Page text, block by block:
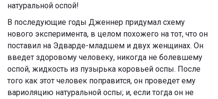
натуральной оспой!
В последующие годы Дженнер придумал схему
нового эксперимента, в целом похожего на тот, что он
поставил на Эдварде-младшем и двух женщинах. Он
введет здоровому человеку, никогда не болевшему
оспой, жидкость из пузырька коровьей оспы. После
того как этот человек поправится, он проведет ему
вариоляцию натуральной оспы; и, если тогда он не